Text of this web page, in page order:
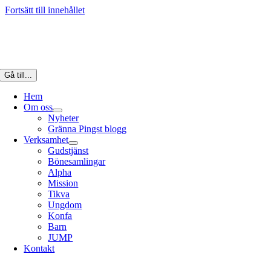
Fortsätt till innehållet
Gå till...
Hem
Om oss
Nyheter
Gränna Pingst blogg
Verksamhet
Gudstjänst
Bönesamlingar
Alpha
Mission
Tikva
Ungdom
Konfa
Barn
JUMP
Kontakt